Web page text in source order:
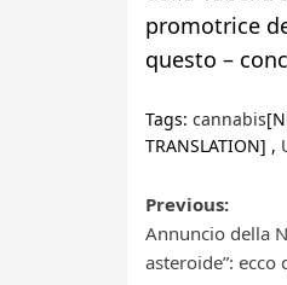
promotrice
questo –
Tags: cannabis
TRANSLATION] ,
Post
Previous:
Annuncio della
asteroide”: ecco